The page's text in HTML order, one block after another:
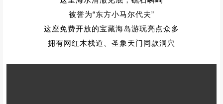
被誉为“东方小马尔代夫”
这座免费开放的宝藏海岛游玩亮点众多
拥有网红木栈道、 圣象天门同款洞穴